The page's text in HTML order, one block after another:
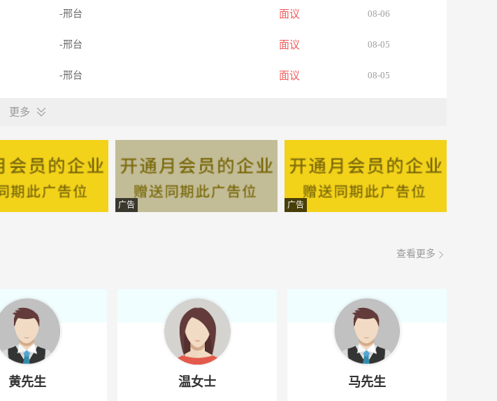
-邢台 面议 08-06
-邢台 面议 08-05
-邢台 面议 08-05
-邢台 面议 08-05
-河北邢台县 面议 08-05
08-05
08-05
08-05
更多
广告 广告
查看更多
黄先生 温女士 马先生